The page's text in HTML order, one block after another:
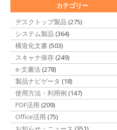
カテゴリー
デスクトップ製品 (275)
システム製品 (364)
構造化文書 (503)
スキャナ保存 (249)
e-文書法 (278)
製品ナビゲータ (18)
使用方法・利用例 (147)
PDF活用 (209)
Office活用 (75)